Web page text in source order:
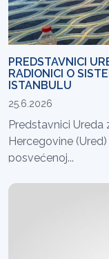
PREDSTAVNICI
RADIONICI O
ISTANBULU
25.6.2026
Predstavnici Ureda
Hercegovine
posvećenoj...